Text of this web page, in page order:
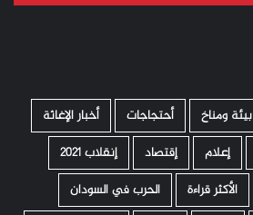
­ بيئة ومناخ أحتجاجات
أخبار الإغاثة
إعلام إقتصاد
إنقلاب 2021
الأكثر قراءة
الحرب في السودان